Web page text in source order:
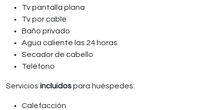
Tv pantalla plana
Tv por cable
Baño privado
Agua caliente las 24 horas
Secador de cabello
Teléfono
Servicios incluidospara huéspedes:
Calefacción